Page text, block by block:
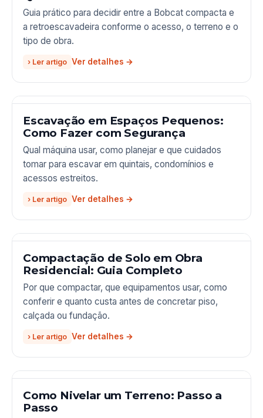
Guia prático para decidir entre a Bobcat compacta e
a retroescavadeira conforme o acesso, o terreno e o
tipo de obra.
› Ler artigo
Escavação em Espaços Pequenos:
Como Fazer com Segurança
Qual máquina usar, como planejar e que cuidados
tomar para escavar em quintais, condomínios e
acessos estreitos.
› Ler artigo
Compactação de Solo em Obra
Residencial: Guia Completo
Por que compactar, que equipamentos usar, como
conferir e quanto custa antes de concretar piso,
calçada ou fundação.
› Ler artigo
Como Nivelar um Terreno: Passo a
Passo